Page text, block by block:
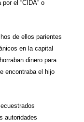
el “CIDA” o
de ellos parientes
en la capital
dinero para
encontraba el hijo
autoridades